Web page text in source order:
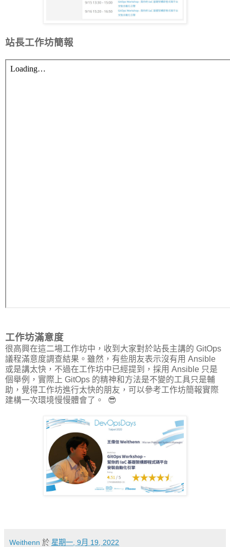
站長工作坊簡報
工作坊滿意度
很高興在這二場工作坊中，收到大家對於站長主講的 GitOps
議程滿意度調查結果。雖然，有些朋友表示沒有用 Ansible
或是講太快，不過在工作坊中已經提到，採用 Ansible 只是
個舉例，實際上 GitOps 的精神和方法是不變的工具只是輔
助，覺得工作坊進行太快的朋友，可以參考工作坊簡報實際
建構一次環境慢慢體會了。 😎
Weithenn 於 星期一, 9月 19, 2022